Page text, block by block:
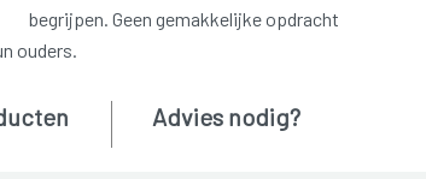
begrijpen. Geen gemakkelijke opdracht
ouders.
Advies nodig?